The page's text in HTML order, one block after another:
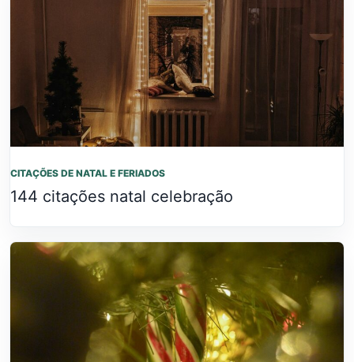
CITAÇÕES DE NATAL E FERIADOS
144 citações natal celebração